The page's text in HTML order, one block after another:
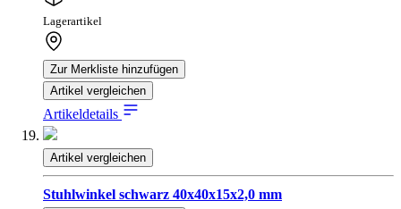
Lagerartikel
Zur Merkliste hinzufügen
Artikel vergleichen
Artikeldetails
Artikel vergleichen
Stuhlwinkel schwarz 40x40x15x2,0 mm